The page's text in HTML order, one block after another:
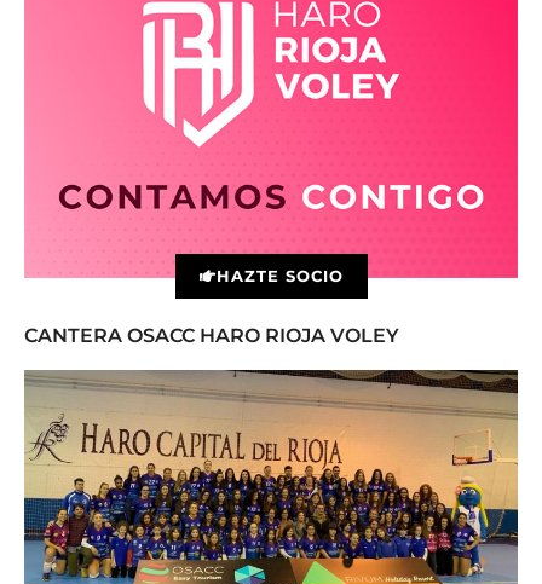
HAZTE SOCIO
CANTERA OSACC HARO RIOJA VOLEY